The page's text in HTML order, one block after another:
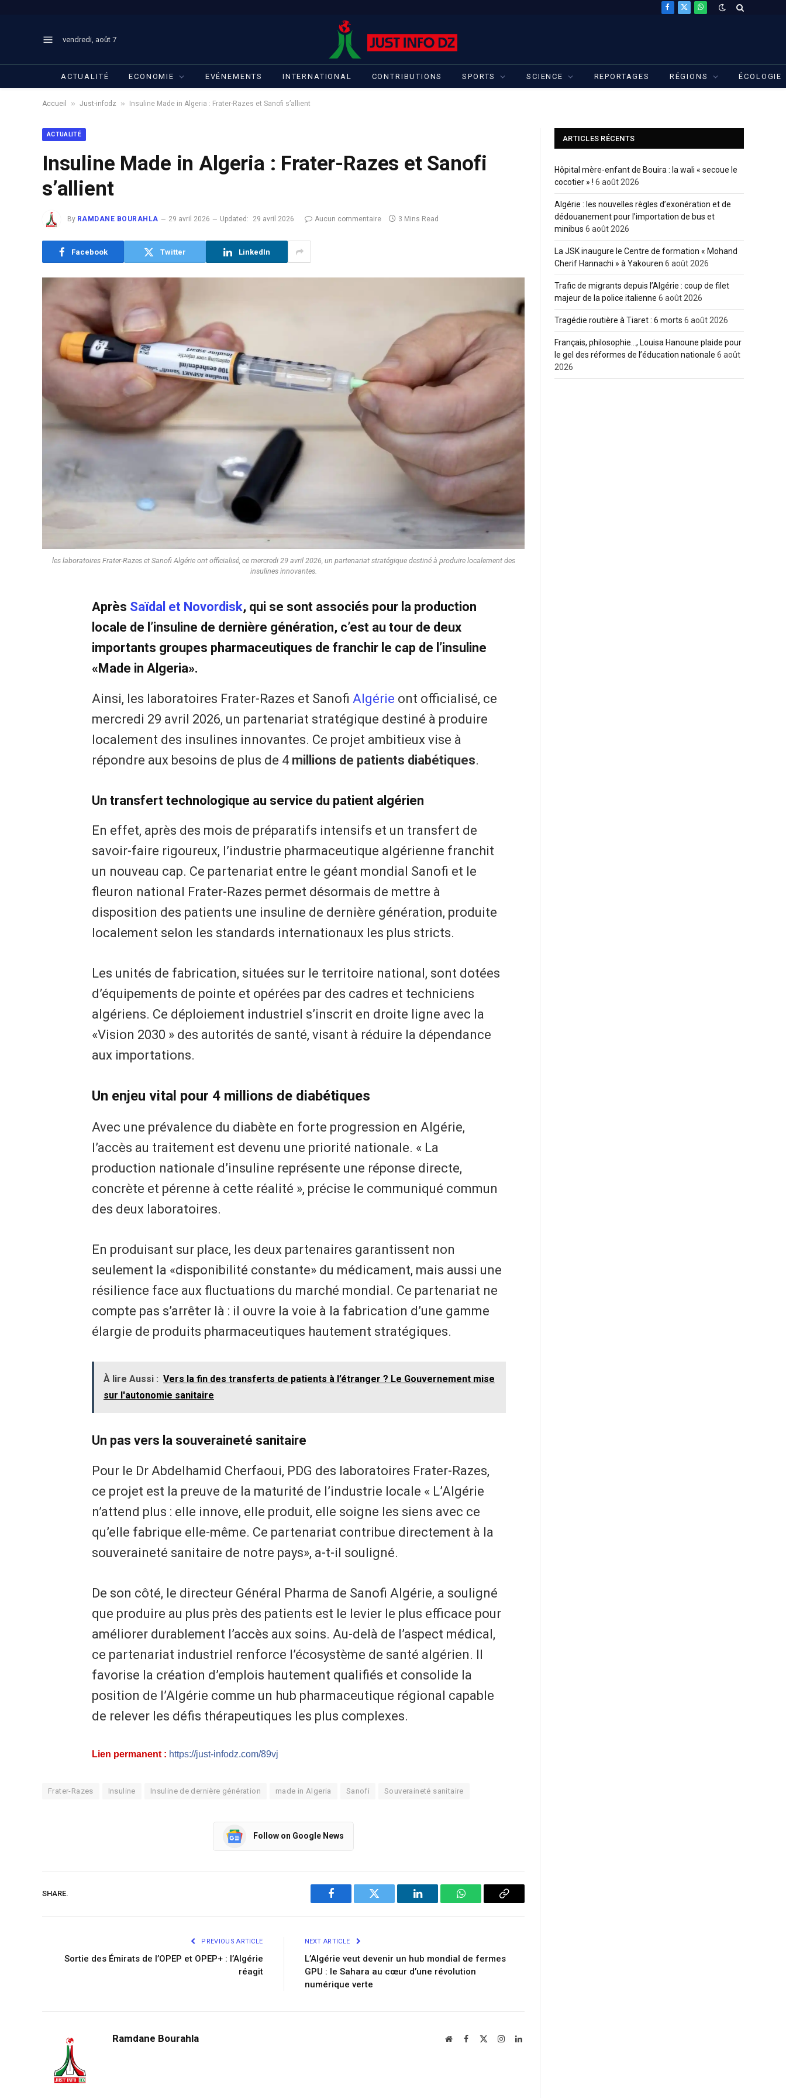
Facebook
X
WhatsApp
vendredi, août 7
ACTUALITÉ ECONOMIE EVÉNEMENTS INTERNATIONAL CONTRIBUTIONS SPORTS SCIENCE REPORTAGES RÉGIONS ÉCOLOGIE
Accueil » Just-infodz » Insuline Made in Algeria : Frater-Razes et Sanofi s’allient
ACTUALITÉ
Insuline Made in Algeria : Frater-Razes et Sanofi
s’allient
By RAMDANE BOURAHLA 29 avril 2026 Updated: 29 avril 2026 Aucun commentaire 3 Mins Read
Facebook Twitter LinkedIn
les laboratoires Frater-Razes et Sanofi Algérie ont officialisé, ce mercredi 29 avril 2026, un partenariat stratégique destiné à produire localement des
insulines innovantes.
Après Saïdal et Novordisk, qui se sont associés pour la production
locale de l’insuline de dernière génération, c’est au tour de deux
importants groupes pharmaceutiques de franchir le cap de l’insuline
«Made in Algeria».
Ainsi, les laboratoires Frater-Razes et Sanofi Algérie ont officialisé, ce
mercredi 29 avril 2026, un partenariat stratégique destiné à produire
localement des insulines innovantes. Ce projet ambitieux vise à
répondre aux besoins de plus de 4 millions de patients diabétiques.
Un transfert technologique au service du patient algérien
En effet, après des mois de préparatifs intensifs et un transfert de
savoir-faire rigoureux, l’industrie pharmaceutique algérienne franchit
un nouveau cap. Ce partenariat entre le géant mondial Sanofi et le
fleuron national Frater-Razes permet désormais de mettre à
disposition des patients une insuline de dernière génération, produite
localement selon les standards internationaux les plus stricts.
Les unités de fabrication, situées sur le territoire national, sont dotées
d’équipements de pointe et opérées par des cadres et techniciens
algériens. Ce déploiement industriel s’inscrit en droite ligne avec la
«Vision 2030 » des autorités de santé, visant à réduire la dépendance
aux importations.
Un enjeu vital pour 4 millions de diabétiques
Avec une prévalence du diabète en forte progression en Algérie,
l’accès au traitement est devenu une priorité nationale. « La
production nationale d’insuline représente une réponse directe,
concrète et pérenne à cette réalité », précise le communiqué commun
des deux laboratoires.
En produisant sur place, les deux partenaires garantissent non
seulement la «disponibilité constante» du médicament, mais aussi une
résilience face aux fluctuations du marché mondial. Ce partenariat ne
compte pas s’arrêter là : il ouvre la voie à la fabrication d’une gamme
élargie de produits pharmaceutiques hautement stratégiques.
À lire Aussi : Vers la fin des transferts de patients à l’étranger ? Le Gouvernement mise
sur l'autonomie sanitaire
Un pas vers la souveraineté sanitaire
Pour le Dr Abdelhamid Cherfaoui, PDG des laboratoires Frater-Razes,
ce projet est la preuve de la maturité de l’industrie locale « L’Algérie
n’attend plus : elle innove, elle produit, elle soigne les siens avec ce
qu’elle fabrique elle-même. Ce partenariat contribue directement à la
souveraineté sanitaire de notre pays», a-t-il souligné.
De son côté, le directeur Général Pharma de Sanofi Algérie, a souligné
que produire au plus près des patients est le levier le plus efficace pour
améliorer durablement l’accès aux soins. Au-delà de l’aspect médical,
ce partenariat industriel renforce l’écosystème de santé algérien. Il
favorise la création d’emplois hautement qualifiés et consolide la
position de l’Algérie comme un hub pharmaceutique régional capable
de relever les défis thérapeutiques les plus complexes.
Lien permanent : https://just-infodz.com/89vj
Frater-Razes Insuline Insuline de dernière génération made in Algeria Sanofi Souveraineté sanitaire
Follow on Google News
SHARE.
Facebook Twitter LinkedIn WhatsAppCopy
PREVIOUS ARTICLE
Sortie des Émirats de l’OPEP et OPEP+ : l’Algérie
réagit
NEXT ARTICLE
L’Algérie veut devenir un hub mondial de fermes
GPU : le Sahara au cœur d’une révolution
numérique verte
Ramdane Bourahla WebsiteFacebook InstagramLinkedIn
ARTICLES RÉCENTS
Hôpital mère-enfant de Bouira : la wali « secoue le
cocotier » ! 6 août 2026
Algérie : les nouvelles règles d’exonération et de
dédouanement pour l’importation de bus et
minibus 6 août 2026
La JSK inaugure le Centre de formation « Mohand
Cherif Hannachi » à Yakouren 6 août 2026
Trafic de migrants depuis l’Algérie : coup de filet
majeur de la police italienne 6 août 2026
Tragédie routière à Tiaret : 6 morts 6 août 2026
Français, philosophie…, Louisa Hanoune plaide pour
le gel des réformes de l’éducation nationale 6 août
2026